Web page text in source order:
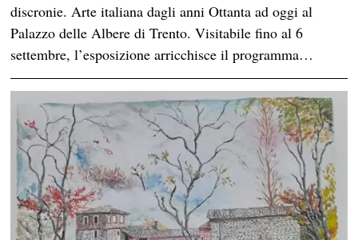
discronie. Arte italiana dagli anni Ottanta ad oggi al
Palazzo delle Albere di Trento. Visitabile fino al 6
settembre, l’esposizione arricchisce il programma…